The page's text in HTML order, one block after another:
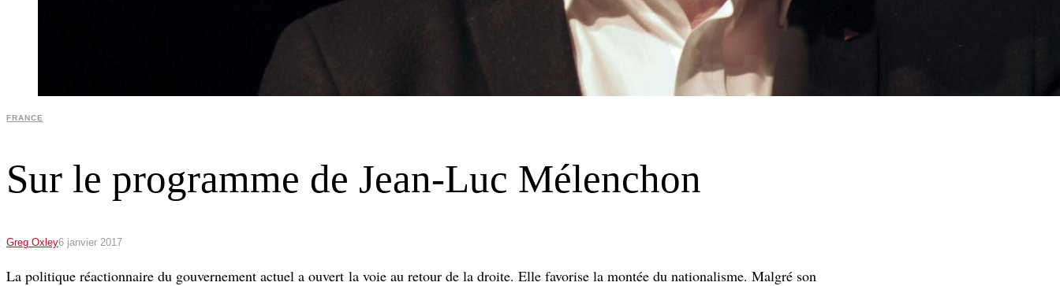
FRANCE
Sur le programme de Jean-Luc Mélenchon
Greg Oxley6 janvier 2017
La politique réactionnaire du gouvernement actuel a ouvert la voie au retour de la droite. Elle favorise la montée du nationalisme. Malgré son